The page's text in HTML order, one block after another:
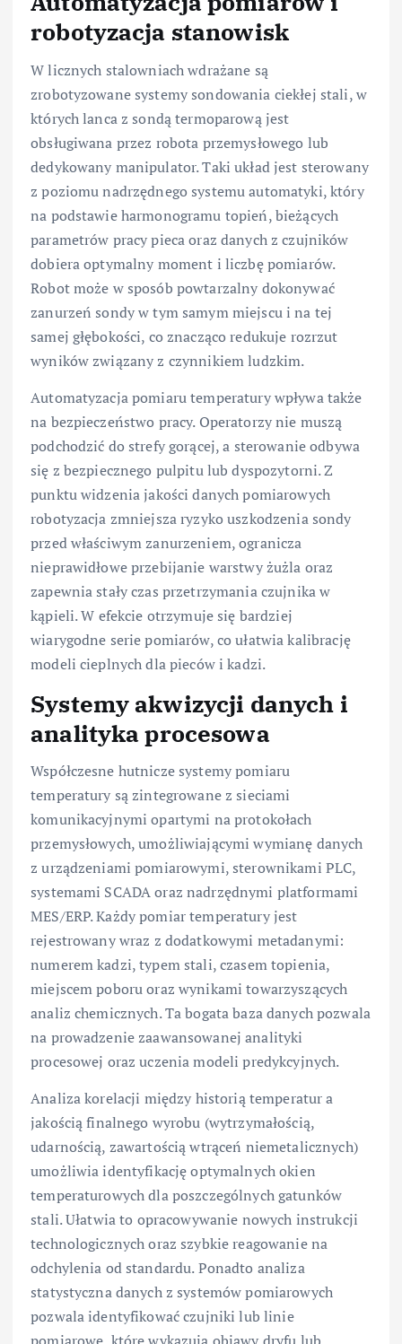
robotyzacja stanowisk
W licznych stalowniach wdrażane są
zrobotyzowane systemy sondowania ciekłej stali, w
których lanca z sondą termoparową jest
obsługiwana przez robota przemysłowego lub
dedykowany manipulator. Taki układ jest sterowany
z poziomu nadrzędnego systemu automatyki, który
na podstawie harmonogramu topień, bieżących
parametrów pracy pieca oraz danych z czujników
dobiera optymalny moment i liczbę pomiarów.
Robot może w sposób powtarzalny dokonywać
zanurzeń sondy w tym samym miejscu i na tej
samej głębokości, co znacząco redukuje rozrzut
wyników związany z czynnikiem ludzkim.
Automatyzacja pomiaru temperatury wpływa także
na bezpieczeństwo pracy. Operatorzy nie muszą
podchodzić do strefy gorącej, a sterowanie odbywa
się z bezpiecznego pulpitu lub dyspozytorni. Z
punktu widzenia jakości danych pomiarowych
robotyzacja zmniejsza ryzyko uszkodzenia sondy
przed właściwym zanurzeniem, ogranicza
nieprawidłowe przebijanie warstwy żużla oraz
zapewnia stały czas przetrzymania czujnika w
kąpieli. W efekcie otrzymuje się bardziej
wiarygodne serie pomiarów, co ułatwia kalibrację
modeli cieplnych dla pieców i kadzi.
Systemy akwizycji danych i
analityka procesowa
Współczesne hutnicze systemy pomiaru
temperatury są zintegrowane z sieciami
komunikacyjnymi opartymi na protokołach
przemysłowych, umożliwiającymi wymianę danych
z urządzeniami pomiarowymi, sterownikami PLC,
systemami SCADA oraz nadrzędnymi platformami
MES/ERP. Każdy pomiar temperatury jest
rejestrowany wraz z dodatkowymi metadanymi:
numerem kadzi, typem stali, czasem topienia,
miejscem poboru oraz wynikami towarzyszących
analiz chemicznych. Ta bogata baza danych pozwala
na prowadzenie zaawansowanej analityki
procesowej oraz uczenia modeli predykcyjnych.
Analiza korelacji między historią temperatur a
jakością finalnego wyrobu (wytrzymałością,
udarnością, zawartością wtrąceń niemetalicznych)
umożliwia identyfikację optymalnych okien
temperaturowych dla poszczególnych gatunków
stali. Ułatwia to opracowywanie nowych instrukcji
technologicznych oraz szybkie reagowanie na
odchylenia od standardu. Ponadto analiza
statystyczna danych z systemów pomiarowych
pozwala identyfikować czujniki lub linie